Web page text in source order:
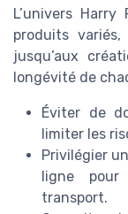
L’univers
produits
jusqu’aux
longévité de
Éviter de
limiter les
Privilégier
ligne
transport.